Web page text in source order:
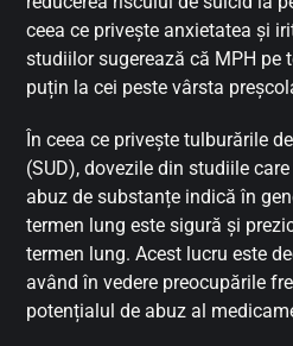
ceea ce privește anxietatea și
studiilor sugerează că MPH pe
puțin la cei peste vârsta
În ceea ce privește tulburările
(SUD), dovezile din studiile
abuz de substanțe indică în
termen lung este sigură și
termen lung. Acest lucru este
având în vedere preocupările
potențialul de abuz al